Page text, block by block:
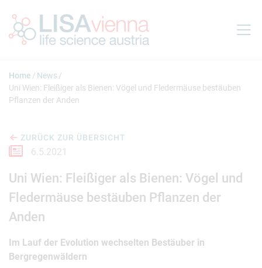
Home
News
Uni Wien: Fleißiger als Bienen: Vögel und Fledermäuse bestäuben
Pflanzen der Anden
ZURÜCK ZUR ÜBERSICHT
6.5.2021
Uni Wien: Fleißiger als Bienen: Vögel und
Fledermäuse bestäuben Pflanzen der
Anden
Im Lauf der Evolution wechselten Bestäuber in
Bergregenwäldern